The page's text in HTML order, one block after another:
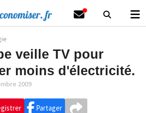
veille TV pour
moins d'électricité.
2009
Partager